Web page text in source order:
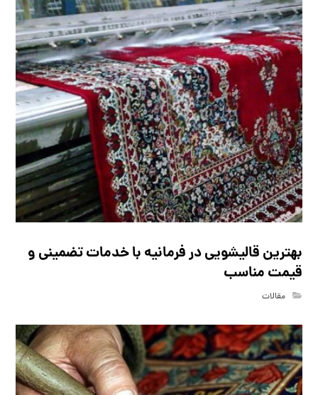
بهترین قالیشویی در فرمانیه با خدمات تضمینی و
قیمت مناسب
مقالات